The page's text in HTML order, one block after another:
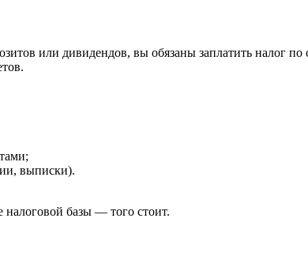
или дивидендов, вы обязаны заплатить налог по
выписки).
налоговой базы — того стоит.